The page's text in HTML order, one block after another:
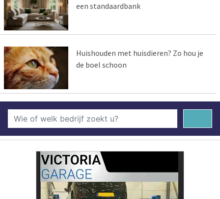
een standaardbank
Huishouden met huisdieren? Zo hou je
de boel schoon